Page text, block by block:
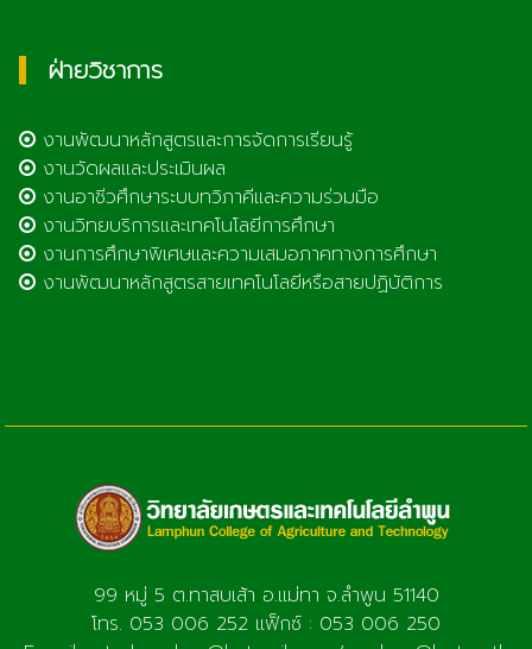
ฝ่ายวิชาการ
งานพัฒนาหลักสูตรและการจัดการเรียนรู้
งานวัดผลและประเมินผล
งานอาชีวศึกษาระบบทวิภาคีและความร่วมมือ
งานวิทยบริการและเทคโนโลยีการศึกษา
งานการศึกษาพิเศษและความเสมอภาคทางการศึกษา
งานพัฒนาหลักสูตรสายเทคโนโลยีหรือสายปฏิบัติการ
99 หมู่ 5 ต.ทาสบเส้า อ.แม่ทา จ.ลำพูน 51140
โทร. 053 006 252 แฟ็กซ์ : 053 006 250